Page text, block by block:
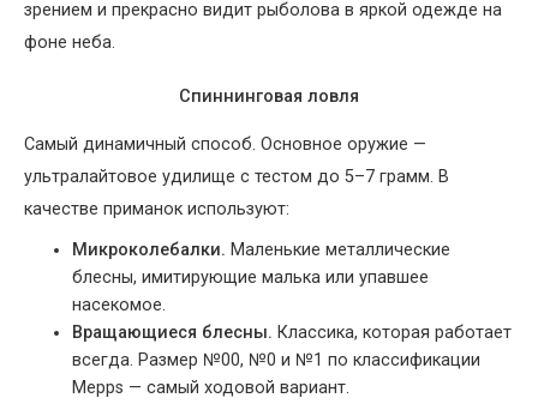
зрением и прекрасно видит рыболова в яркой одежде на
фоне неба.
Спиннинговая ловля
Самый динамичный способ. Основное оружие —
ультралайтовое удилище с тестом до 5–7 грамм. В
качестве приманок используют:
Микроколебалки. Маленькие металлические
блесны, имитирующие малька или упавшее
насекомое.
Вращающиеся блесны. Классика, которая работает
всегда. Размер №00, №0 и №1 по классификации
Mepps — самый ходовой вариант.